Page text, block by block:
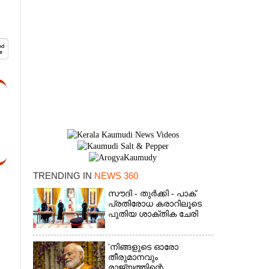
TRENDING IN NEWS 360
സൗദി - തുർക്കി - പാക്
പ്രതിരോധ കരാറിലൂടെ
പുതിയ ശാക്തിക ചേരി
'നിങ്ങളുടെ ഓരോ
തീരുമാനവും
×